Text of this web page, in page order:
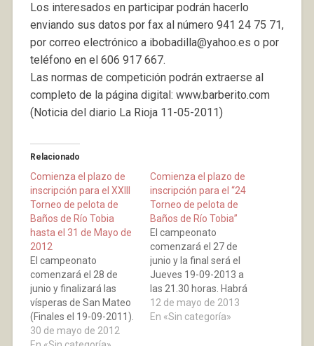
Los interesados en participar podrán hacerlo
enviando sus datos por fax al número 941 24 75 71,
por correo electrónico a ibobadilla@yahoo.es o por
teléfono en el 606 917 667.
Las normas de competición podrán extraerse al
completo de la página digital: www.barberito.com
(Noticia del diario La Rioja 11-05-2011)
Relacionado
Comienza el plazo de
inscripción para el XXIII
Torneo de pelota de
Baños de Río Tobia
hasta el 31 de Mayo de
2012
El campeonato
comenzará el 28 de
junio y finalizará las
vísperas de San Mateo
(Finales el 19-09-2011).
Se jugará Martes y
30 de mayo de 2012
Comienza el plazo de
inscripción para el “24
Torneo de pelota de
Baños de Río Tobia”
El campeonato
comenzará el 27 de
junio y la final será el
Jueves 19-09-2013 a
las 21.30 horas. Habrá
dos categorías, que
serán, 1ª y 2ª para los
12 de mayo de 2013
En «Sin categoría»